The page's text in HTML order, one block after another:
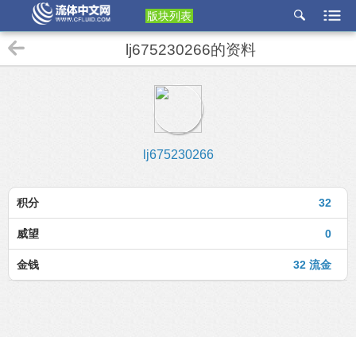
版块列表
etu
lj675230266的资料
lj675230266
32
积分
0
威望
32 流金
金钱